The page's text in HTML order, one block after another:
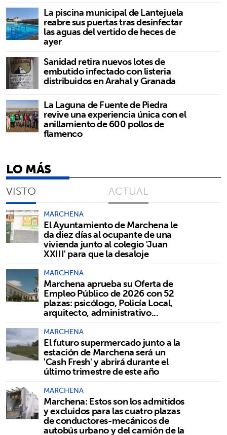
La piscina municipal de Lantejuela
reabre sus puertas tras desinfectar
las aguas del vertido de heces de
ayer
Sanidad retira nuevos lotes de
embutido infectado con listeria
distribuidos en Arahal y Granada
La Laguna de Fuente de Piedra
revive una experiencia única con el
anillamiento de 600 pollos de
flamenco
LO MÁS
VISTO ACTUAL
MARCHENA
El Ayuntamiento de Marchena le
da diez días al ocupante de una
vivienda junto al colegio 'Juan
XXIII' para que la desaloje
MARCHENA
Marchena aprueba su Oferta de
Empleo Público de 2026 con 52
plazas: psicólogo, Policía Local,
arquitecto, administrativo...
MARCHENA
El futuro supermercado junto a la
estación de Marchena será un
'Cash Fresh' y abrirá durante el
último trimestre de este año
MARCHENA
Marchena: Estos son los admitidos
y excluidos para las cuatro plazas
de conductores-mecánicos de
autobús urbano y del camión de la